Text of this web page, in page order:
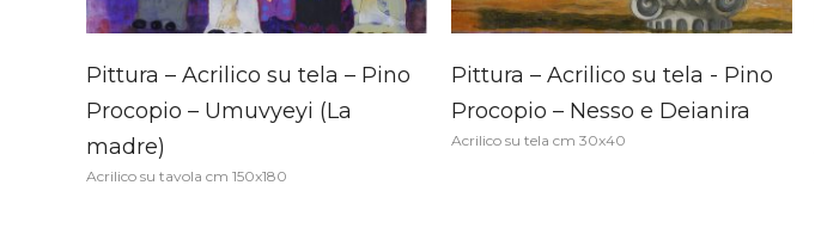
Pittura – Acrilico su tela – Pino
Procopio – Umuvyeyi (La
madre)
Acrilico su tavola cm 150x180
Pittura – Acrilico su tela - Pino
Procopio – Nesso e Deianira
Acrilico su tela cm 30x40